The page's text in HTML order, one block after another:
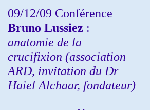
09/12/09 Conférence
Bruno Lussiez :
anatomie de la
crucifixion (association
ARD, invitation du Dr
Haiel Alchaar, fondateur)